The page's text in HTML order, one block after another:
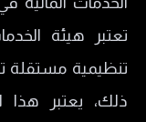
تعتبر هيئة
تنظيمية مستقلة
ذلك، يعتبر هذا